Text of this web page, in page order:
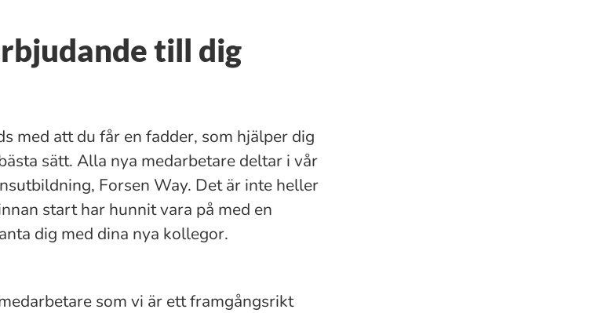
till dig
med att du får en fadder, som hjälper dig
sätt. Alla nya medarbetare deltar i vår
Forsen Way. Det är inte heller
start har hunnit vara på med en
dig med dina nya kollegor.
som vi är ett framgångsrikt